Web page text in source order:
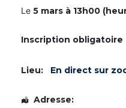
Le 5 mars à 13h00
Inscription obligatoire
Lieu: En direct sur
Adresse: